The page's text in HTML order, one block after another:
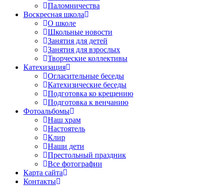
Паломничества
Воскресная школа
О школе
Школьные новости
Занятия для детей
Занятия для взрослых
Творческие коллективы
Катехизация
Огласительные беседы
Катехизические беседы
Подготовка ко крещению
Подготовка к венчанию
Фотоальбомы
Наш храм
Настоятель
Клир
Наши дети
Престольный праздник
Все фотографии
Карта сайта
Контакты